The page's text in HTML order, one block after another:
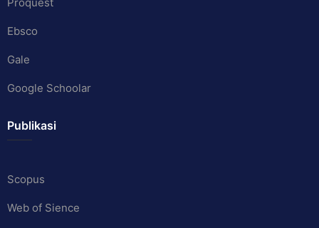
Ebsco
Gale
Google Schoolar
Publikasi
Scopus
Web of Sience